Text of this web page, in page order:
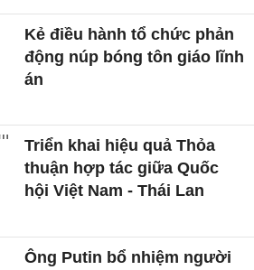
Kẻ điều hành tổ chức phản
động núp bóng tôn giáo lĩnh
án
Triển khai hiệu quả Thỏa
thuận hợp tác giữa Quốc
hội Việt Nam - Thái Lan
Ông Putin bổ nhiệm người